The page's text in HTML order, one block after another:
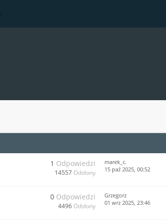
1 Odpowiedzi
14557 Odsłony
marek_c.
15 paź 2025, 00:52
0 Odpowiedzi
4496 Odsłony
Grzegorz
01 wrz 2025, 23:46